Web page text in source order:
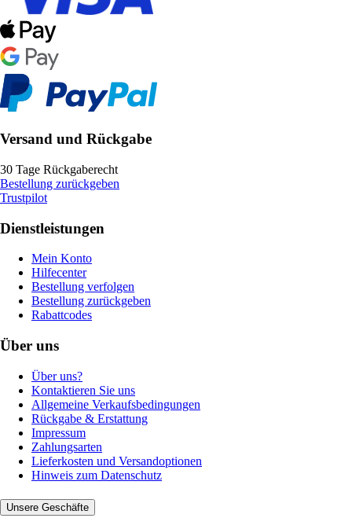
Versand und Rückgabe
30 Tage Rückgaberecht
Bestellung zurückgeben
Trustpilot
Dienstleistungen
Mein Konto
Hilfecenter
Bestellung verfolgen
Bestellung zurückgeben
Rabattcodes
Über uns
Über uns?
Kontaktieren Sie uns
Allgemeine Verkaufsbedingungen
Rückgabe & Erstattung
Impressum
Zahlungsarten
Lieferkosten und Versandoptionen
Hinweis zum Datenschutz
Unsere Geschäfte